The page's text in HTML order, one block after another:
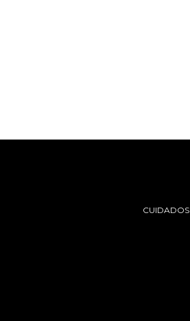
CUIDADOS